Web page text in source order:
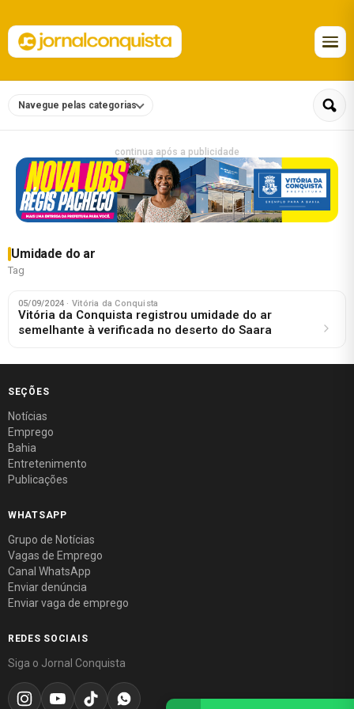
Navegue pelas categorias
continua após a publicidade
Umidade do ar
Tag
05/09/2024 · Vitória da Conquista
Vitória da Conquista registrou umidade do ar
semelhante à verificada no deserto do Saara
SEÇÕES
Notícias
Emprego
Bahia
Entretenimento
Publicações
WHATSAPP
Grupo de Notícias
Vagas de Emprego
Canal WhatsApp
Enviar denúncia
Enviar vaga de emprego
REDES SOCIAIS
Siga o Jornal Conquista